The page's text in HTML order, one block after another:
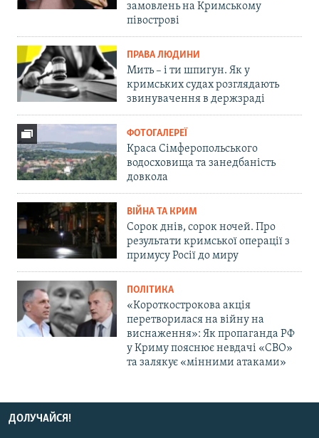
замовлень на Кримському
півострові
ПРАВА ЛЮДИНИ
Мить – і ти шпигун. Як у
кримських судах розглядають
звинувачення в держзраді
ФОТОГАЛЕРЕЇ
Краса Сімферопольського
водосховища та занедбаність
довкола
ВІЙНА ТА КРИМ
Сорок днів, сорок ночей. Про
результати кримської операції з
примусу Росії до миру
ПОЛІТИКА
«Короткострокова акція
перетворилася на війну на
виснаження»: Як пропаганда РФ
у Криму пояснює невдачі «СВО»
та залякує «мінними атаками»
ДОЛУЧАЙСЯ!